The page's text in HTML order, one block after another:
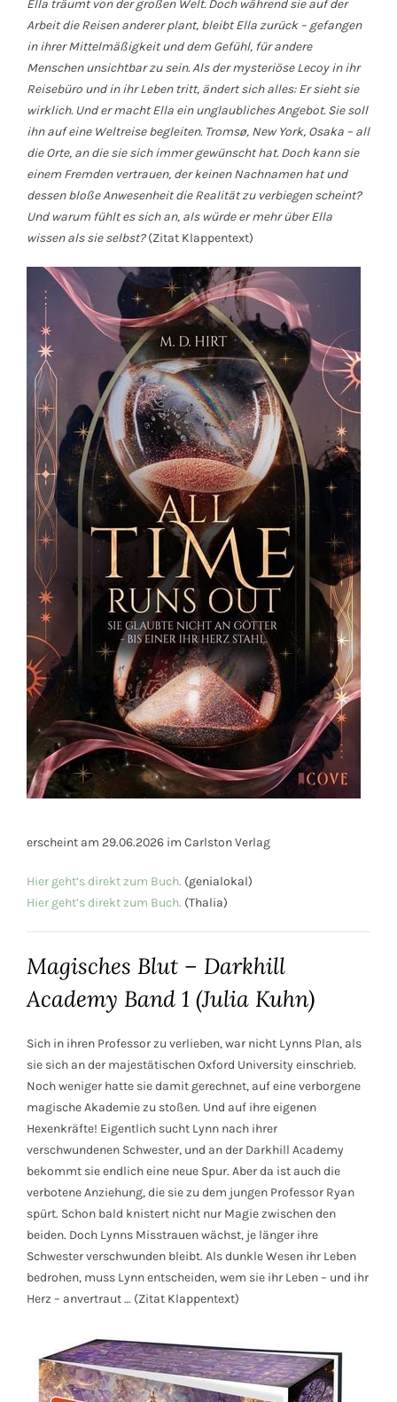
Ella träumt von der großen Welt. Doch während sie auf der
Arbeit die Reisen anderer plant, bleibt Ella zurück – gefangen
in ihrer Mittelmäßigkeit und dem Gefühl, für andere
Menschen unsichtbar zu sein. Als der mysteriöse Lecoy in ihr
Reisebüro und in ihr Leben tritt, ändert sich alles: Er sieht sie
wirklich. Und er macht Ella ein unglaubliches Angebot. Sie soll
ihn auf eine Weltreise begleiten. Tromsø, New York, Osaka – all
die Orte, an die sie sich immer gewünscht hat. Doch kann sie
einem Fremden vertrauen, der keinen Nachnamen hat und
dessen bloße Anwesenheit die Realität zu verbiegen scheint?
Und warum fühlt es sich an, als würde er mehr über Ella
wissen als sie selbst?(Zitat Klappentext)
erscheint am 29.06.2026 im Carlston Verlag
Hier geht’s direkt zum Buch. (genialokal)
Hier geht’s direkt zum Buch. (Thalia)
Magisches Blut – Darkhill
Academy Band 1 (Julia Kuhn)
Sich in ihren Professor zu verlieben, war nicht Lynns Plan, als
sie sich an der majestätischen Oxford University einschrieb.
Noch weniger hatte sie damit gerechnet, auf eine verborgene
magische Akademie zu stoßen. Und auf ihre eigenen
Hexenkräfte! Eigentlich sucht Lynn nach ihrer
verschwundenen Schwester, und an der Darkhill Academy
bekommt sie endlich eine neue Spur. Aber da ist auch die
verbotene Anziehung, die sie zu dem jungen Professor Ryan
spürt. Schon bald knistert nicht nur Magie zwischen den
beiden. Doch Lynns Misstrauen wächst, je länger ihre
Schwester verschwunden bleibt. Als dunkle Wesen ihr Leben
bedrohen, muss Lynn entscheiden, wem sie ihr Leben – und ihr
Herz – anvertraut … (Zitat Klappentext)